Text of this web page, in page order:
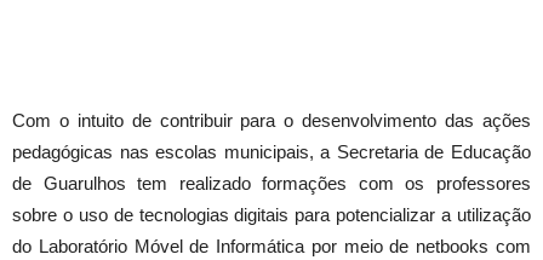
Com o intuito de contribuir para o desenvolvimento das ações
pedagógicas nas escolas municipais, a Secretaria de Educação
de Guarulhos tem realizado formações com os professores
sobre o uso de tecnologias digitais para potencializar a utilização
do Laboratório Móvel de Informática por meio de netbooks com